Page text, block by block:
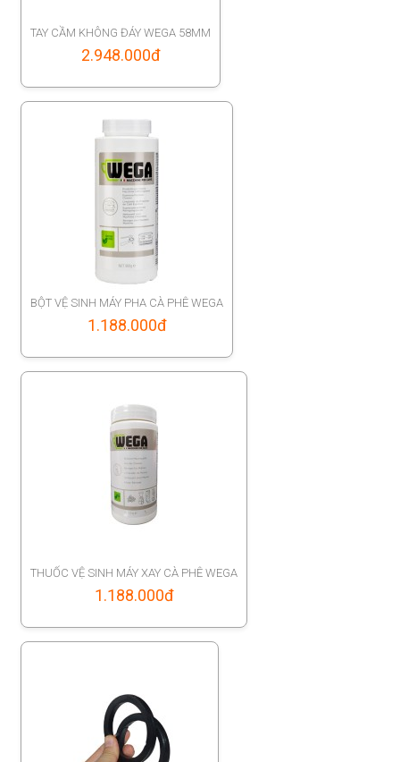
TAY CẦM KHÔNG ĐÁY WEGA 58MM
2.948.000đ
BỘT VỆ SINH MÁY PHA CÀ PHÊ WEGA
1.188.000đ
THUỐC VỆ SINH MÁY XAY CÀ PHÊ WEGA
1.188.000đ